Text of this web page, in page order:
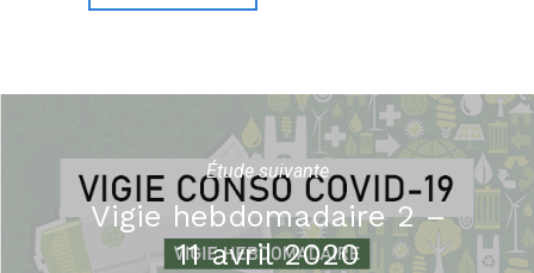
Étude suivante
Vigie hebdomadaire 2 –
11 avril 2020